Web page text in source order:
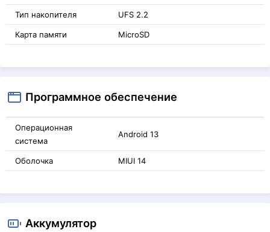
Тип накопителя UFS 2.2
Карта памяти MicroSD
Программное обеспечение
Операционная
система
Android 13
Оболочка MIUI 14
Аккумулятор